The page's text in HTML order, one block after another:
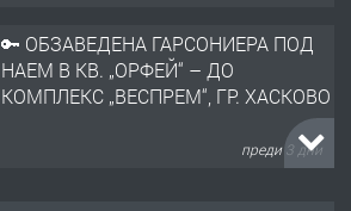
🔑 ОБЗАВЕДЕНА ГАРСОНИЕРА ПОД
НАЕМ В КВ. „ОРФЕЙ“ – ДО
КОМПЛЕКС „ВЕСПРЕМ“, ГР. ХАСКОВО
преди 3 дни